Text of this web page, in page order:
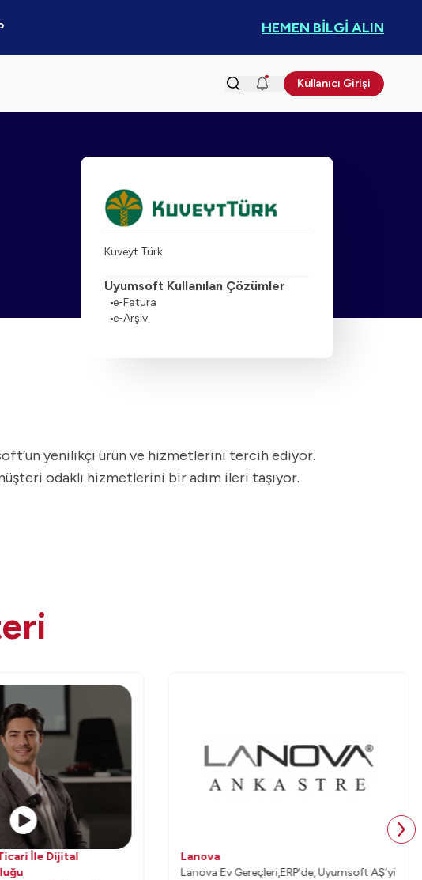
HEMEN BİLGİ ALIN
Kullanıcı Girişi
Kuveyt Türk
Uyumsoft Kullanılan Çözümler
e-Fatura
e-Arşiv
yenilikçi ürün ve hizmetlerini tercih ediyor.
odaklı hizmetlerini bir adım ileri taşıyor.
İle Dijital
Lanova
Lanova Ev Gereçleri,ERP’de, Uyumsoft AŞ’yi